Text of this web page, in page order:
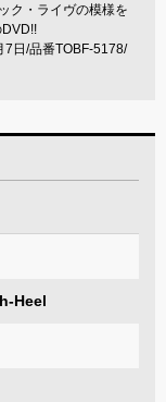
ク・ライヴの模様を
7日/品番TOBF-5178/
Heel